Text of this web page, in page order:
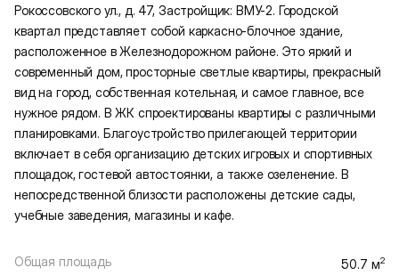
Рокоссовского ул., д. 47, Застройщик: ВМУ-2. Городской
квартал представляет собой каркасно-блочное здание,
расположенное в Железнодорожном районе. Это яркий и
современный дом, просторные светлые квартиры, прекрасный
вид на город, собственная котельная, и самое главное, все
нужное рядом. В ЖК спроектированы квартиры с различными
планировками. Благоустройство прилегающей территории
включает в себя организацию детских игровых и спортивных
площадок, гостевой автостоянки, а также озеленение. В
непосредственной близости расположены детские сады,
учебные заведения, магазины и кафе.
Общая площадь 50.7 м2